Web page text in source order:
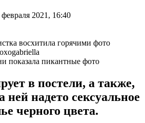
2021, 16:40
показала пикантные фото
в постели, а также,
ней надето сексуальное
черного цвета.